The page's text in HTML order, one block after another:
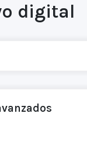
digital